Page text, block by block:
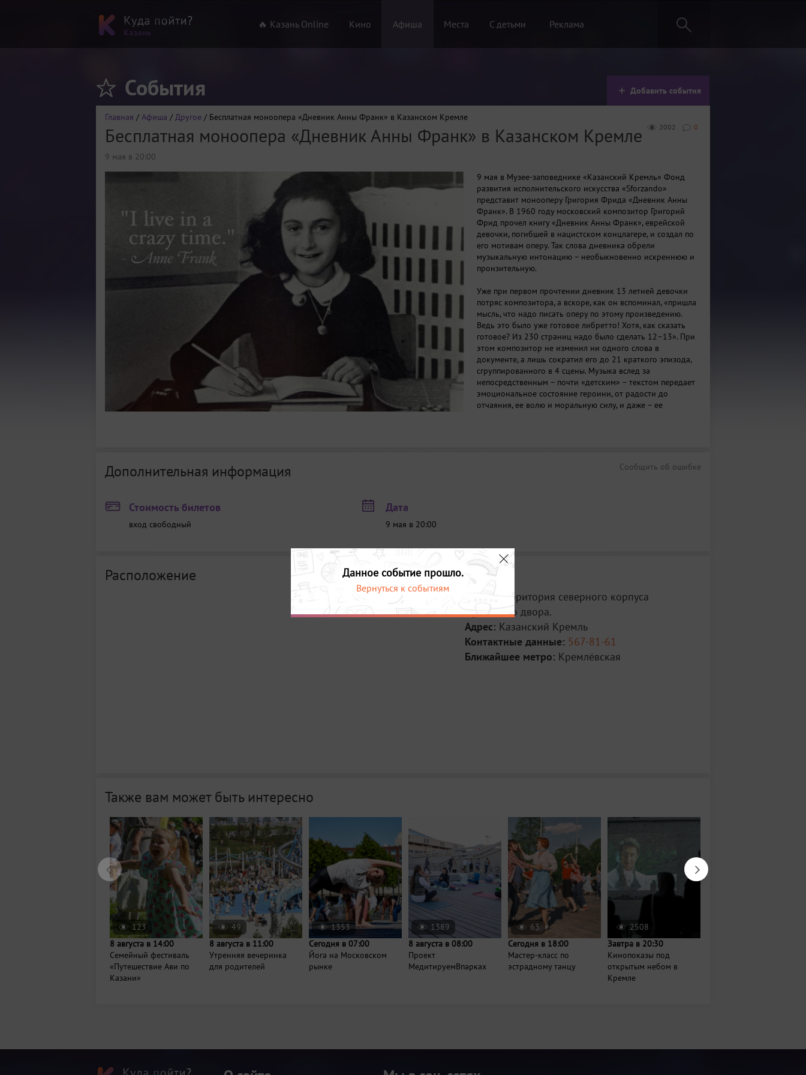
🔥 Казань Online Кино Афиша Места С детьми Реклама
События Добавить события
Главная / Афиша / Другое / Бесплатная моноопера «Дневник Анны Франк» в Казанском Кремле
0
2002
Бесплатная моноопера «Дневник Анны Франк» в Казанском Кремле
9 мая в 20:00
9 мая в Музее-заповеднике «Казанский Кремль» Фонд
развития исполнительского искусства «Sforzando»
представит монооперу Григория Фрида «Дневник Анны
Франк». В 1960 году московский композитор Григорий
Фрид прочел книгу «Дневник Анны Франк», еврейской
девочки, погибшей в нацистском концлагере, и создал по
его мотивам оперу. Так слова дневника обрели
музыкальную интонацию – необыкновенно искреннюю и
пронзительную.
Уже при первом прочтении дневник 13 летней девочки
потряс композитора, а вскоре, как он вспоминал, «пришла
мысль, что надо писать оперу по этому произведению.
Ведь это было уже готовое либретто! Хотя, как сказать
готовое? Из 230 страниц надо было сделать 12–13». При
этом композитор не изменил ни одного слова в
документе, а лишь сократил его до 21 краткого эпизода,
сгруппированного в 4 сцены. Музыка вслед за
непосредственным – почти «детским» – текстом передает
эмоциональное состояние героини, от радости до
отчаяния, ее волю и моральную силу, и даже – ее
не только внутренние психологические переживания, но и
отзвуки окружающей действительности («Колокол
Сообщить об ошибке
Дополнительная информация
Стоимость билетов
вход свободный
Дата
9 мая в 20:00
Расположение
Место:
Территория северного корпуса
Пушечного двора.
Адрес: Казанский Кремль
Контактные данные: 567-81-61
Ближайшее метро: Кремлёвская
Также вам может быть интересно
123
8 августа в 14:00
Семейный фестиваль
«Путешествие Ави по
Казани»
49
8 августа в 11:00
Утренняя вечеринка
для родителей
1353
Сегодня в 07:00
Йога на Московском
рынке
1389
8 августа в 08:00
Проект
МедитируемВпарках
63
Сегодня в 18:00
Мастер-класс по
эстрадному танцу
2508
Завтра в 20:30
Кинопоказы под
открытым небом в
Кремле
Данное событие прошло.
Вернуться к событиям